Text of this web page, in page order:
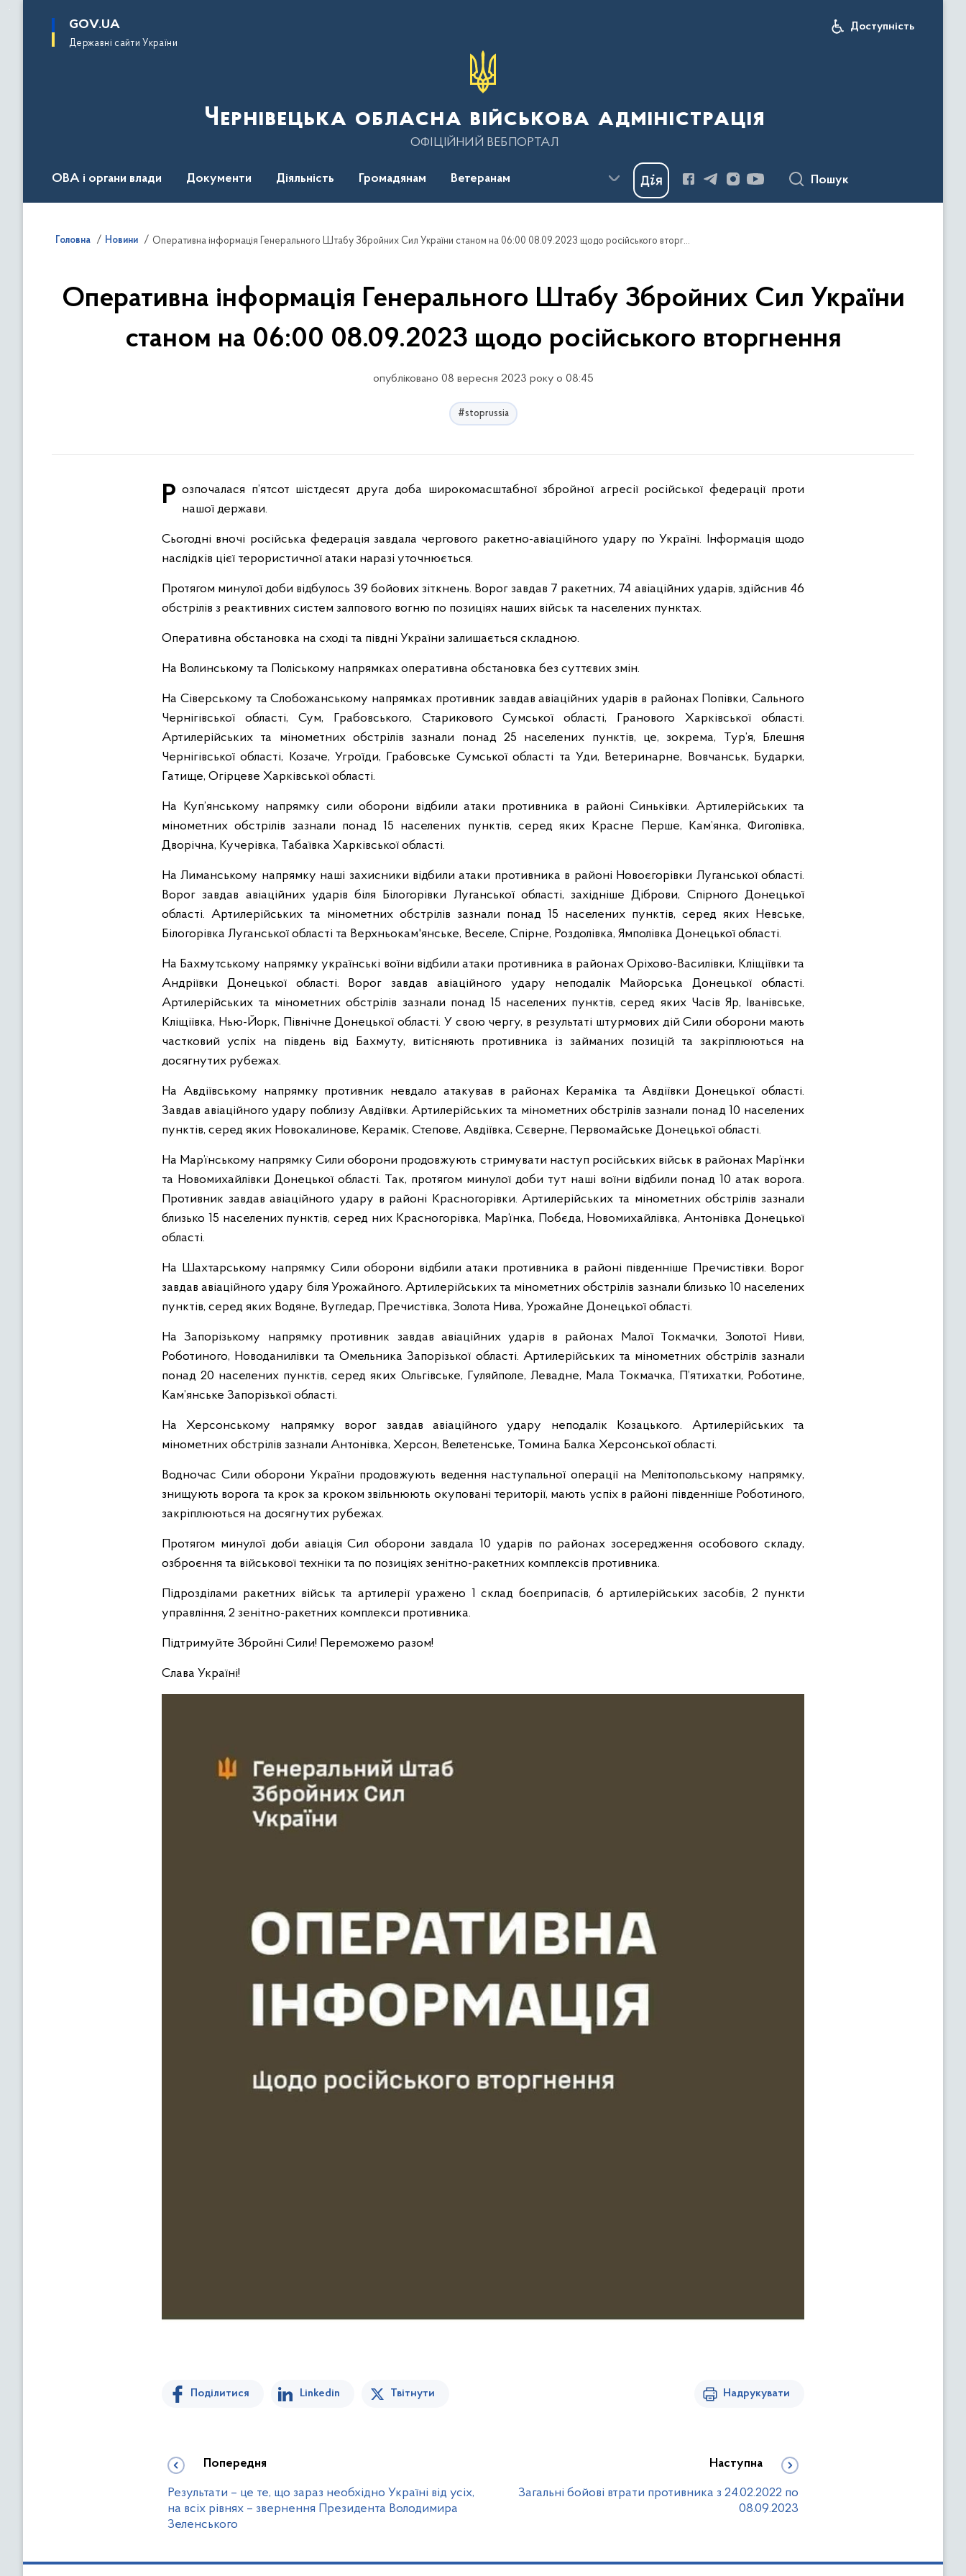
основного
GOV.UA
Державні сайти України
Доступність
Чернівецька обласна військова адміністрація
ОФІЦІЙНИЙ ВЕБПОРТАЛ
ОВА і органи влади Документи Діяльність Громадянам Ветеранам Пошук
Головна Новини Оперативна інформація Генерального Штабу Збройних Сил України станом на 06:00 08.09.2023 щодо російського вторгнення
Оперативна інформація Генерального Штабу Збройних Сил України
станом на 06:00 08.09.2023 щодо російського вторгнення
опубліковано 08 вересня 2023 року о 08:45
#stoprussia
Розпочалася п’ятсот шістдесят друга доба широкомасштабної збройної агресії російської федерації проти нашої держави.
Сьогодні вночі російська федерація завдала чергового ракетно-авіаційного удару по Україні. Інформація щодо
наслідків цієї терористичної атаки наразі уточнюється.
Протягом минулої доби відбулось 39 бойових зіткнень. Ворог завдав 7 ракетних, 74 авіаційних ударів, здійснив 46
обстрілів з реактивних систем залпового вогню по позиціях наших військ та населених пунктах.
Оперативна обстановка на сході та півдні України залишається складною.
На Волинському та Поліському напрямках оперативна обстановка без суттєвих змін.
На Сіверському та Слобожанському напрямках противник завдав авіаційних ударів в районах Попівки, Сального
Чернігівської області, Сум, Грабовського, Старикового Сумської області, Гранового Харківської області.
Артилерійських та мінометних обстрілів зазнали понад 25 населених пунктів, це, зокрема, Тур’я, Блешня
Чернігівської області, Козаче, Угроїди, Грабовське Сумської області та Уди, Ветеринарне, Вовчанськ, Бударки,
Гатище, Огірцеве Харківської області.
На Куп’янському напрямку сили оборони відбили атаки противника в районі Синьківки. Артилерійських та
мінометних обстрілів зазнали понад 15 населених пунктів, серед яких Красне Перше, Кам’янка, Фиголівка,
Дворічна, Кучерівка, Табаївка Харківської області.
На Лиманському напрямку наші захисники відбили атаки противника в районі Новоєгорівки Луганської області.
Ворог завдав авіаційних ударів біля Білогорівки Луганської області, західніше Діброви, Спірного Донецької
області. Артилерійських та мінометних обстрілів зазнали понад 15 населених пунктів, серед яких Невське,
Білогорівка Луганської області та Верхньокам'янське, Веселе, Спірне, Роздолівка, Ямполівка Донецької області.
На Бахмутському напрямку українські воїни відбили атаки противника в районах Оріхово-Василівки, Кліщіївки та
Андріївки Донецької області. Ворог завдав авіаційного удару неподалік Майорська Донецької області.
Артилерійських та мінометних обстрілів зазнали понад 15 населених пунктів, серед яких Часів Яр, Іванівське,
Кліщіївка, Нью-Йорк, Північне Донецької області. У свою чергу, в результаті штурмових дій Сили оборони мають
частковий успіх на південь від Бахмуту, витісняють противника із займаних позицій та закріплюються на
досягнутих рубежах.
На Авдіївському напрямку противник невдало атакував в районах Кераміка та Авдіївки Донецької області.
Завдав авіаційного удару поблизу Авдіївки. Артилерійських та мінометних обстрілів зазнали понад 10 населених
пунктів, серед яких Новокалинове, Керамік, Степове, Авдіївка, Сєверне, Первомайське Донецької області.
На Мар’їнському напрямку Сили оборони продовжують стримувати наступ російських військ в районах Мар’їнки
та Новомихайлівки Донецької області. Так, протягом минулої доби тут наші воїни відбили понад 10 атак ворога.
Противник завдав авіаційного удару в районі Красногорівки. Артилерійських та мінометних обстрілів зазнали
близько 15 населених пунктів, серед них Красногорівка, Мар’їнка, Побєда, Новомихайлівка, Антонівка Донецької
області.
На Шахтарському напрямку Сили оборони відбили атаки противника в районі південніше Пречистівки. Ворог
завдав авіаційного удару біля Урожайного. Артилерійських та мінометних обстрілів зазнали близько 10 населених
пунктів, серед яких Водяне, Вугледар, Пречистівка, Золота Нива, Урожайне Донецької області.
На Запорізькому напрямку противник завдав авіаційних ударів в районах Малої Токмачки, Золотої Ниви,
Роботиного, Новоданилівки та Омельника Запорізької області. Артилерійських та мінометних обстрілів зазнали
понад 20 населених пунктів, серед яких Ольгівське, Гуляйполе, Левадне, Мала Токмачка, П’ятихатки, Роботине,
Кам’янське Запорізької області.
На Херсонському напрямку ворог завдав авіаційного удару неподалік Козацького. Артилерійських та
мінометних обстрілів зазнали Антонівка, Херсон, Велетенське, Томина Балка Херсонської області.
Водночас Сили оборони України продовжують ведення наступальної операції на Мелітопольському напрямку,
знищують ворога та крок за кроком звільнюють окуповані території, мають успіх в районі південніше Роботиного,
закріплюються на досягнутих рубежах.
Протягом минулої доби авіація Сил оборони завдала 10 ударів по районах зосередження особового складу,
озброєння та військової техніки та по позиціях зенітно-ракетних комплексів противника.
Підрозділами ракетних військ та артилерії уражено 1 склад боєприпасів, 6 артилерійських засобів, 2 пункти
управління, 2 зенітно-ракетних комплекси противника.
Підтримуйте Збройні Сили! Переможемо разом!
Слава Україні!
Поділитися Linkedin Твітнути Надрукувати
Попередня
Результати – це те, що зараз необхідно Україні від усіх,
на всіх рівнях – звернення Президента Володимира
Зеленського
Наступна
Загальні бойові втрати противника з 24.02.2022 по
08.09.2023